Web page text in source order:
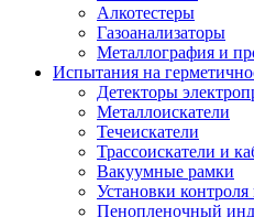
Алкотестеры
Газоанализаторы
Металлография и
Испытания на
Детекторы
Металлоискатели
Течеискатели
Трассоискатели и
Вакуумные рамки
Установки контроля
Пенопленочный